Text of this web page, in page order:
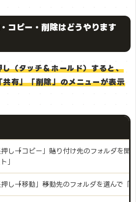
コピー・削除はどうやります
（タッチ＆ホールド）すると、
有」「削除」のメニューが表示
し→「コピー」→貼り付け先のフォルダを開
」
し→「移動」→移動先のフォルダを選んで「